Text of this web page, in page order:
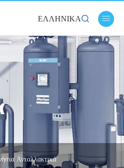
ΕΛΛΗΝΙΚΆ 
Ανταλλακτικά